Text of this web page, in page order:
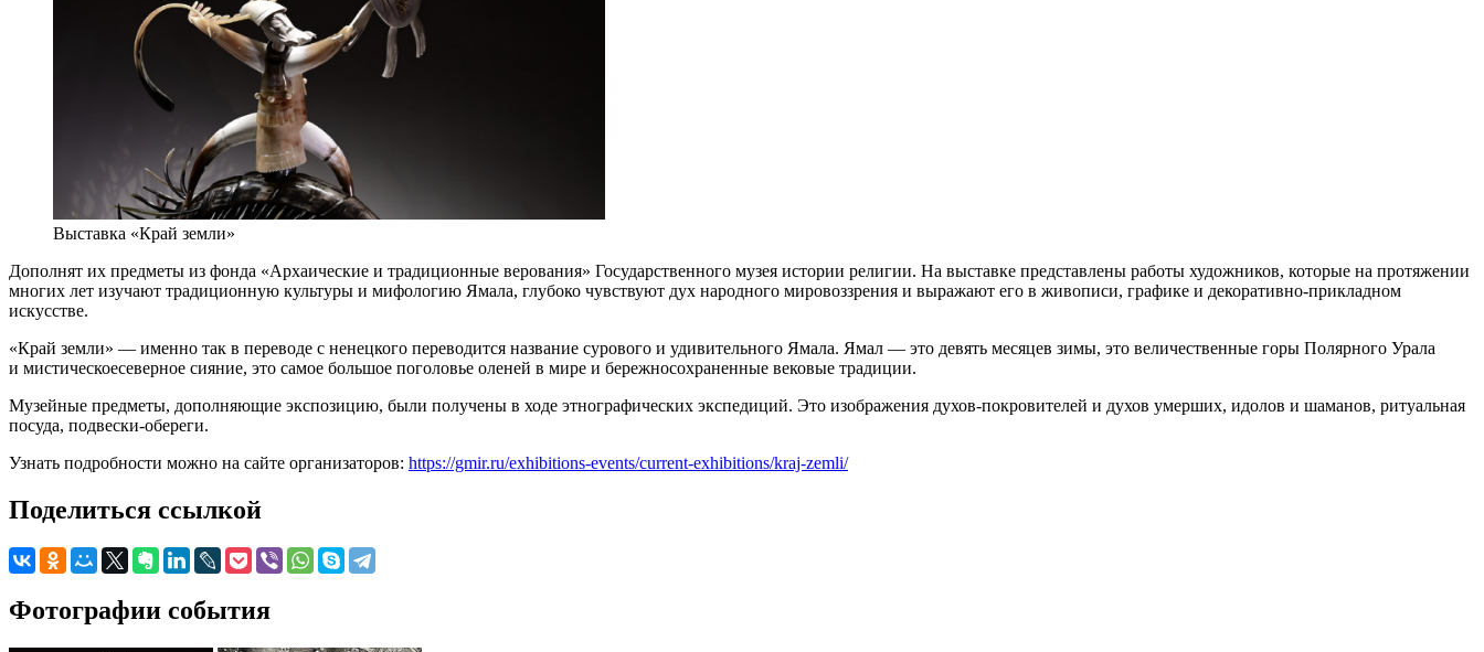
Выставка «Край земли»
Дополнят их предметы из фонда «Архаические и традиционные верования» Государственного музея истории религии. На выставке представлены работы художников, которые на протяжении
многих лет изучают традиционную культуры и мифологию Ямала, глубоко чувствуют дух народного мировоззрения и выражают его в живописи, графике и декоративно-прикладном
искусстве.
«Край земли» — именно так в переводе с ненецкого переводится название сурового и удивительного Ямала. Ямал — это девять месяцев зимы, это величественные горы Полярного Урала
и мистическоесеверное сияние, это самое большое поголовье оленей в мире и бережносохраненные вековые традиции.
Музейные предметы, дополняющие экспозицию, были получены в ходе этнографических экспедиций. Это изображения духов-покровителей и духов умерших, идолов и шаманов, ритуальная
посуда, подвески-обереги.
Узнать подробности можно на сайте организаторов: https://gmir.ru/exhibitions-events/current-exhibitions/kraj-zemli/
Поделиться ссылкой
Фотографии события